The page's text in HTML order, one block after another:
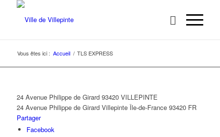
Vous êtes ici : Accueil / TLS EXPRESS
24 Avenue Philippe de Girard 93420 VILLEPINTE
24 Avenue Philippe de Girard Villepinte Île-de-France 93420 FR
Partager
Facebook